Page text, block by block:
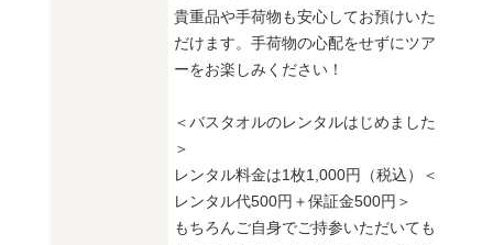
貴重品や手荷物も安心してお預けいた
だけます。手荷物の心配をせずにツア
ーをお楽しみください！
＜バスタオルのレンタルはじめました
＞
レンタル料金は1枚1,000円（税込）＜
レンタル代500円＋保証金500円＞
もちろんご自身でご持参いただいても